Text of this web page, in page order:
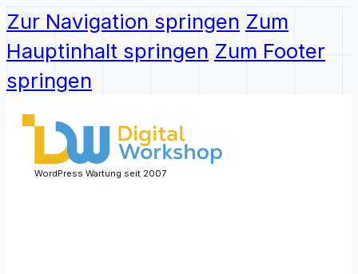
Zur Navigation springen Zum
Hauptinhalt springen Zum Footer
springen
WordPress Wartung seit 2007